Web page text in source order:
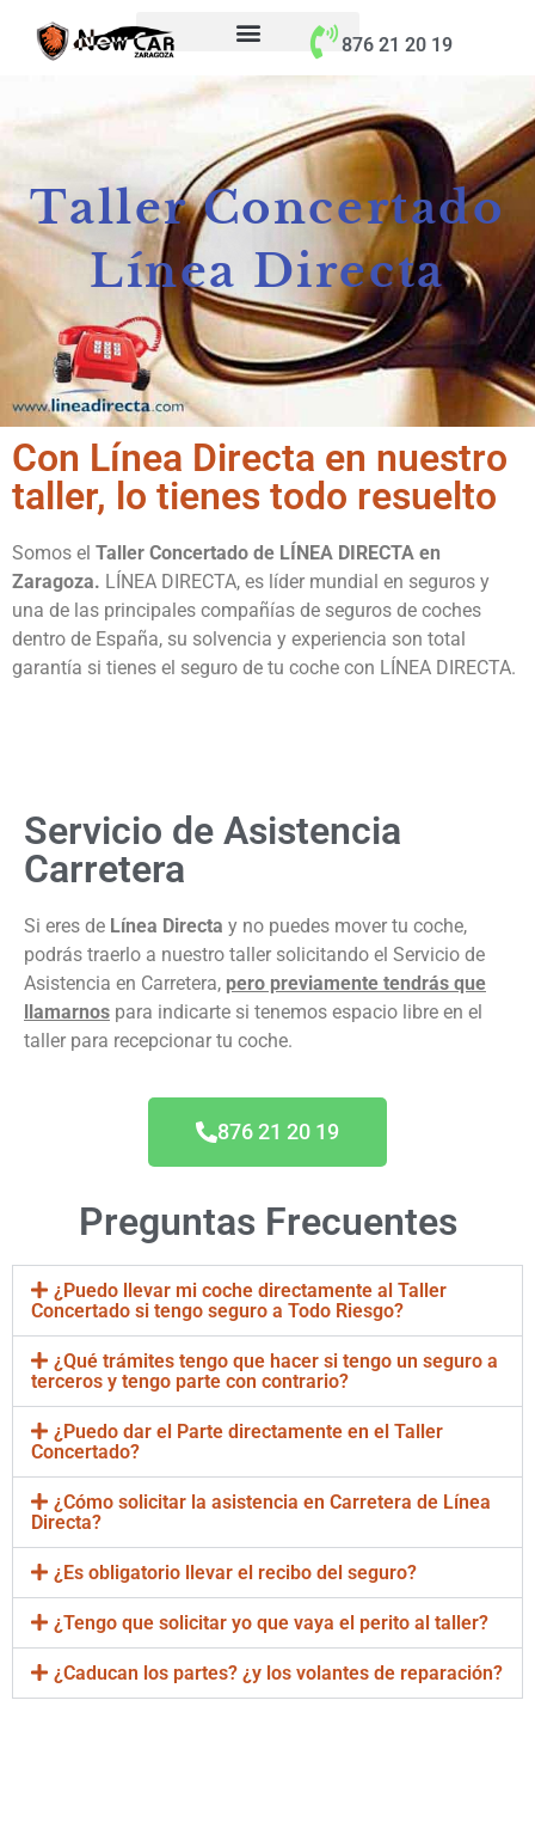
876 21 20 19
Taller Concertado
Línea Directa
Con Línea Directa en nuestro
taller, lo tienes todo resuelto
Somos el Taller Concertado de LÍNEA DIRECTA en
Zaragoza. LÍNEA DIRECTA, es líder mundial en seguros y
una de las principales compañías de seguros de coches
dentro de España, su solvencia y experiencia son total
garantía si tienes el seguro de tu coche con LÍNEA DIRECTA.
Servicio de Asistencia
Carretera
Si eres de Línea Directa y no puedes mover tu coche,
podrás traerlo a nuestro taller solicitando el Servicio de
Asistencia en Carretera, pero previamente tendrás que
llamarnos para indicarte si tenemos espacio libre en el
taller para recepcionar tu coche.
876 21 20 19
Preguntas Frecuentes
¿Puedo llevar mi coche directamente al Taller
Concertado si tengo seguro a Todo Riesgo?
¿Qué trámites tengo que hacer si tengo un seguro a
terceros y tengo parte con contrario?
¿Puedo dar el Parte directamente en el Taller
Concertado?
¿Cómo solicitar la asistencia en Carretera de Línea
Directa?
¿Es obligatorio llevar el recibo del seguro?
¿Tengo que solicitar yo que vaya el perito al taller?
¿Caducan los partes? ¿y los volantes de reparación?